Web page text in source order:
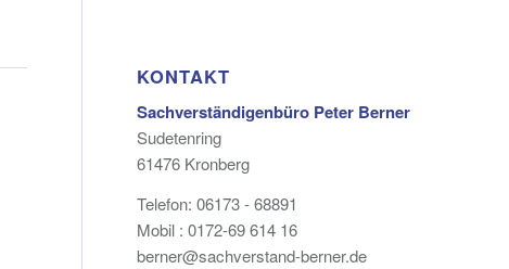
KONTAKT
Sachverständigenbüro Peter Berner
Sudetenring
61476 Kronberg
Telefon: 06173 - 68891
Mobil : 0172-69 614 16
berner@sachverstand-berner.de